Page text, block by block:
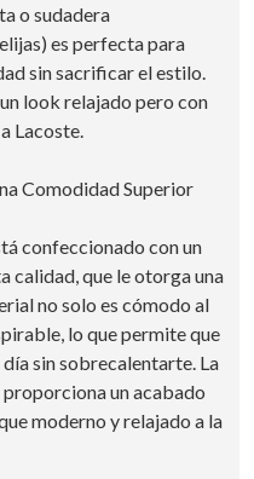
o sudadera
es perfecta para
sin sacrificar el estilo.
look relajado pero con
Lacoste.
Comodidad Superior
confeccionado con un
calidad, que le otorga una
no solo es cómodo al
lo que permite que
sin sobrecalentarte. La
un acabado
moderno y relajado a la